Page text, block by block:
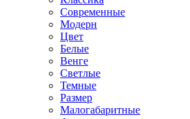
Современные
Модерн
Цвет
Белые
Венге
Светлые
Темные
Размер
Малогабаритные